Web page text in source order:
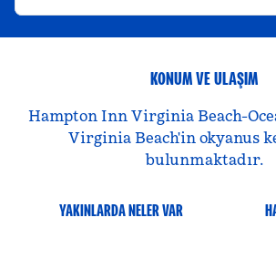
KONUM VE ULAŞIM
Hampton Inn Virginia Beach-
Virginia Beach'in okyanus
bulunmaktadır.
YAKINLARDA NELER VAR